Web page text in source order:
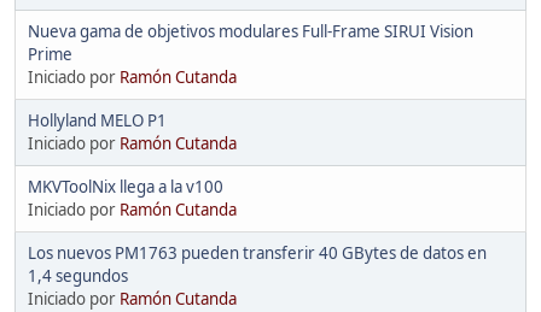
Nueva gama de objetivos modulares Full-Frame SIRUI Vision
Prime
Iniciado por Ramón Cutanda
Hollyland MELO P1
Iniciado por Ramón Cutanda
MKVToolNix llega a la v100
Iniciado por Ramón Cutanda
Los nuevos PM1763 pueden transferir 40 GBytes de datos en
1,4 segundos
Iniciado por Ramón Cutanda